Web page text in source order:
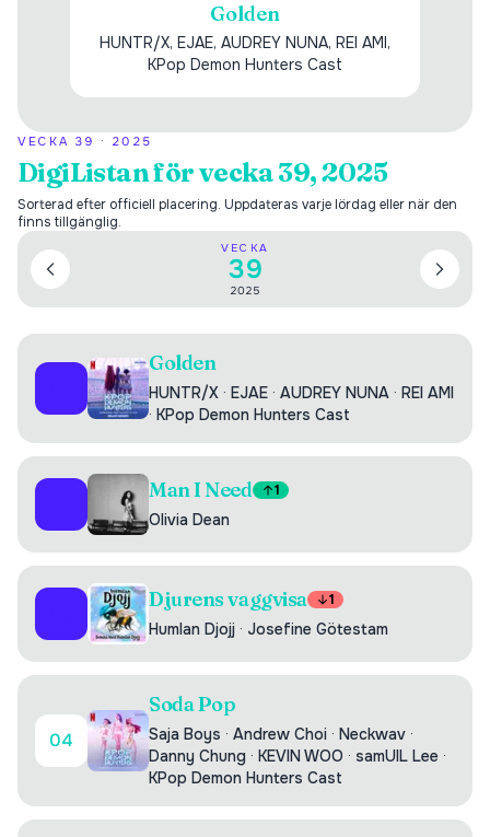
Golden
HUNTR/X, EJAE, AUDREY NUNA, REI AMI,
KPop Demon Hunters Cast
VECKA 39 · 2025
DigiListan för vecka 39, 2025
Sorterad efter officiell placering. Uppdateras varje lördag eller när den
finns tillgänglig.
VECKA
39
2025
Golden
HUNTR/X · EJAE · AUDREY NUNA · REI AMI
· KPop Demon Hunters Cast
Man I Need 1
Olivia Dean
Djurens vaggvisa 1
Humlan Djojj · Josefine Götestam
04
Soda Pop
Saja Boys · Andrew Choi · Neckwav ·
Danny Chung · KEVIN WOO · samUIL Lee ·
KPop Demon Hunters Cast